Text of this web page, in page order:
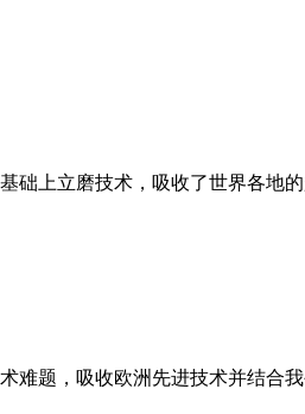
础上立磨技术，吸收了世界各地
难题，吸收欧洲先进技术并结合